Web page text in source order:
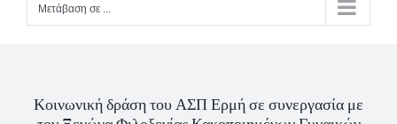
Μετάβαση σε ...
Κοινωνική δράση του ΑΣΠ Ερμή σε συνεργασία με